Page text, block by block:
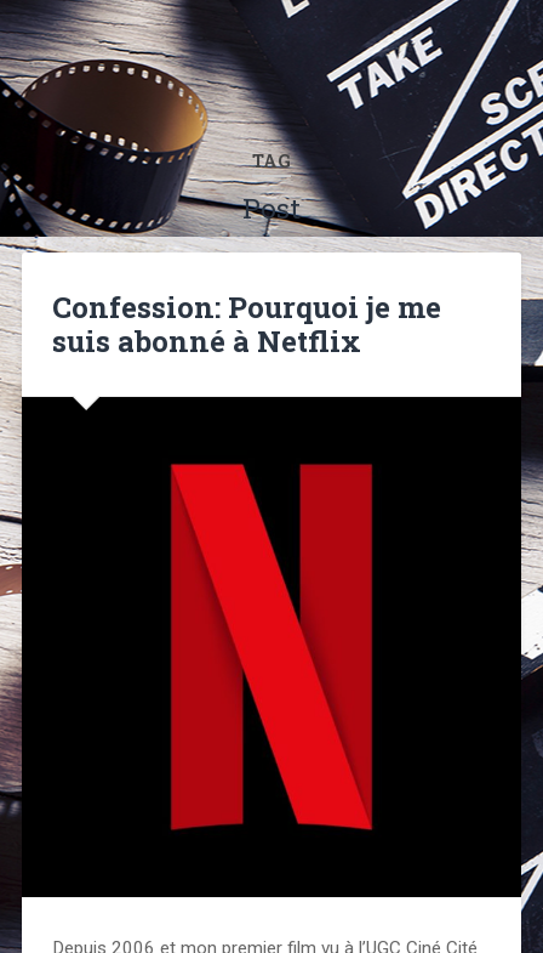
TAG
Post
Confession: Pourquoi je me
suis abonné à Netflix
Depuis 2006 et mon premier film vu à l’UGC Ciné Cité